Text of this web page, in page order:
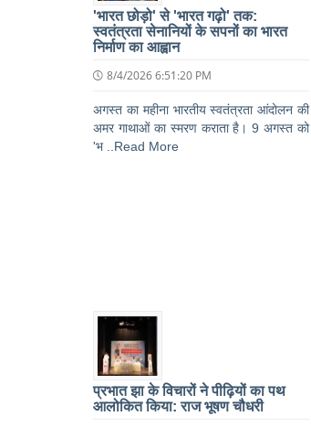
'भारत छोड़ो' से 'भारत गढ़ो' तक:
स्वतंत्रता सेनानियों के सपनों का भारत
निर्माण का आह्वान
8/4/2026 6:51:20 PM
अगस्त का महीना भारतीय स्वतंत्रता आंदोलन की
अमर गाथाओं का स्मरण कराता है। 9 अगस्त को
'भ ..Read More
प्रभात झा के विचारों ने पीढ़ियों का पथ
आलोकित किया: राज भूषण चौधरी